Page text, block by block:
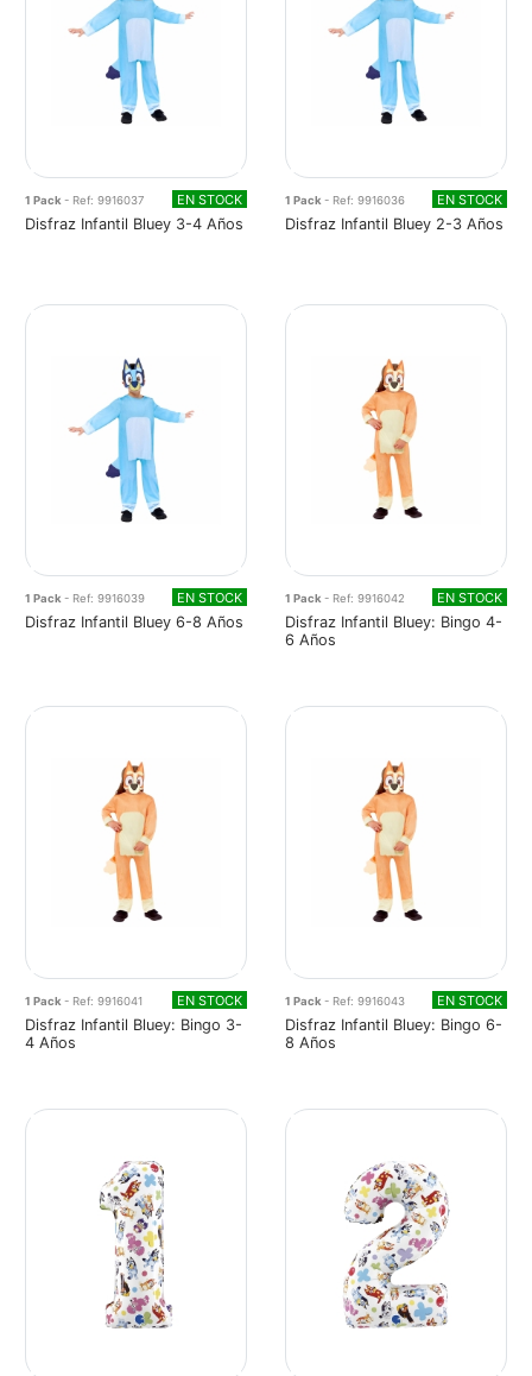
1 Pack - Ref: 9916037 EN STOCK
Disfraz Infantil Bluey 3-4 Años
1 Pack - Ref: 9916036 EN STOCK
Disfraz Infantil Bluey 2-3 Años
1 Pack- Ref: 9916039 EN STOCK
Disfraz Infantil Bluey 6-8 Años
1 Pack- Ref: 9916042 EN STOCK
Disfraz Infantil Bluey: Bingo 4-
6 Años
1 Pack - Ref: 9916041 EN STOCK
Disfraz Infantil Bluey: Bingo 3-
4 Años
1 Pack - Ref: 9916043 EN STOCK
Disfraz Infantil Bluey: Bingo 6-
8 Años